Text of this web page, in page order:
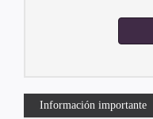
Información importante